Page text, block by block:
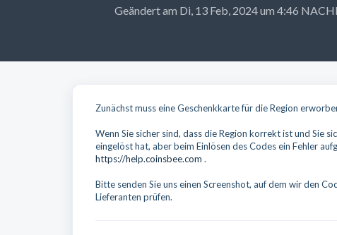
Geändert am Di, 13 Feb, 2024 um 4:46
Zunächst muss eine Geschenkkarte für die Region
Wenn Sie sicher sind, dass die Region korrekt ist und Sie
eingelöst hat, aber beim Einlösen des Codes ein Fehler
https://help.coinsbee.com .
Bitte senden Sie uns einen Screenshot, auf dem wir den
Lieferanten prüfen.